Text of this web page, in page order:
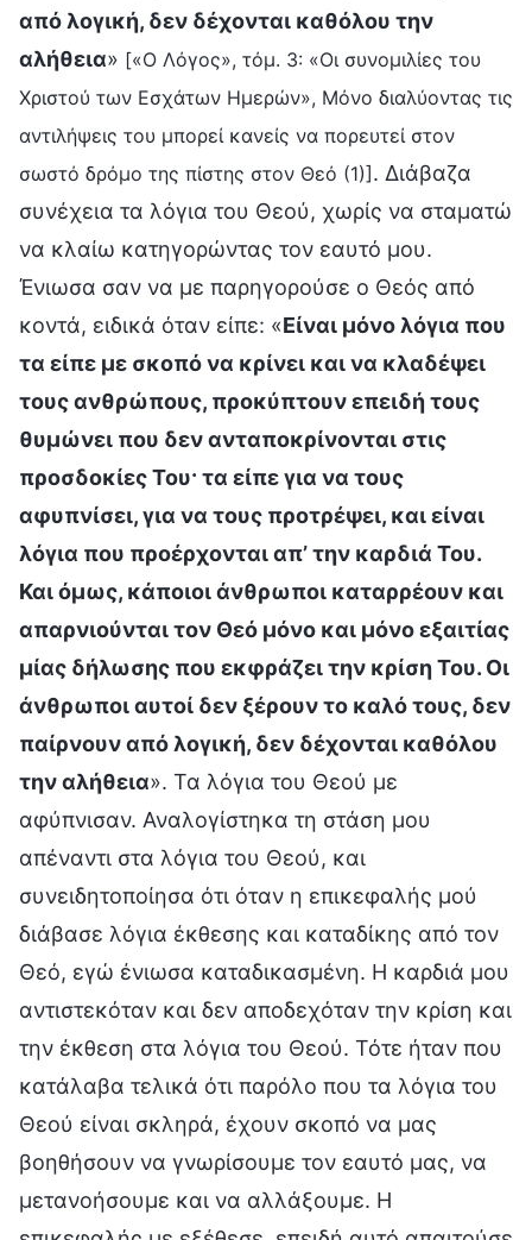
από λογική, δεν δέχονται καθόλου την
αλήθεια» [«Ο Λόγος», τόμ. 3: «Οι συνομιλίες του
Χριστού των Εσχάτων Ημερών», Μόνο διαλύοντας τις
αντιλήψεις του μπορεί κανείς να πορευτεί στον
σωστό δρόμο της πίστης στον Θεό (1)]. Διάβαζα
συνέχεια τα λόγια του Θεού, χωρίς να σταματώ
να κλαίω κατηγορώντας τον εαυτό μου.
Ένιωσα σαν να με παρηγορούσε ο Θεός από
κοντά, ειδικά όταν είπε: «Είναι μόνο λόγια που
τα είπε με σκοπό να κρίνει και να κλαδέψει
τους ανθρώπους, προκύπτουν επειδή τους
θυμώνει που δεν ανταποκρίνονται στις
προσδοκίες Του· τα είπε για να τους
αφυπνίσει, για να τους προτρέψει, και είναι
λόγια που προέρχονται απ’ την καρδιά Του.
Και όμως, κάποιοι άνθρωποι καταρρέουν και
απαρνιούνται τον Θεό μόνο και μόνο εξαιτίας
μίας δήλωσης που εκφράζει την κρίση Του. Οι
άνθρωποι αυτοί δεν ξέρουν το καλό τους, δεν
παίρνουν από λογική, δεν δέχονται καθόλου
την αλήθεια». Τα λόγια του Θεού με
αφύπνισαν. Αναλογίστηκα τη στάση μου
απέναντι στα λόγια του Θεού, και
συνειδητοποίησα ότι όταν η επικεφαλής μού
διάβασε λόγια έκθεσης και καταδίκης από τον
Θεό, εγώ ένιωσα καταδικασμένη. Η καρδιά μου
αντιστεκόταν και δεν αποδεχόταν την κρίση και
την έκθεση στα λόγια του Θεού. Τότε ήταν που
κατάλαβα τελικά ότι παρόλο που τα λόγια του
Θεού είναι σκληρά, έχουν σκοπό να μας
βοηθήσουν να γνωρίσουμε τον εαυτό μας, να
μετανοήσουμε και να αλλάξουμε. Η